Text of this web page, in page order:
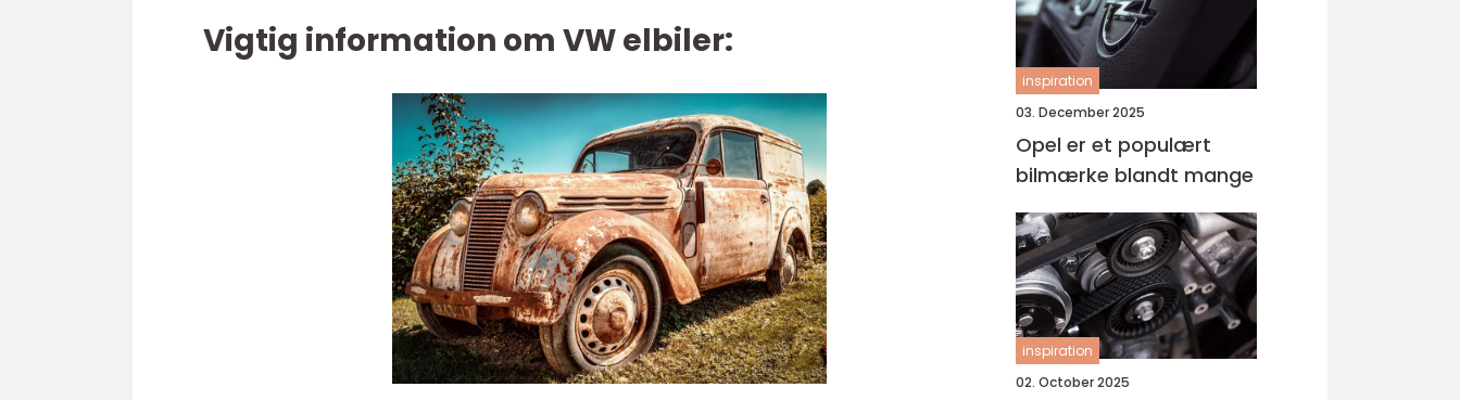
Vigtig information om VW elbiler:
inspiration
03. December 2025
Opel er et populært
bilmærke blandt mange
inspiration
02. October 2025